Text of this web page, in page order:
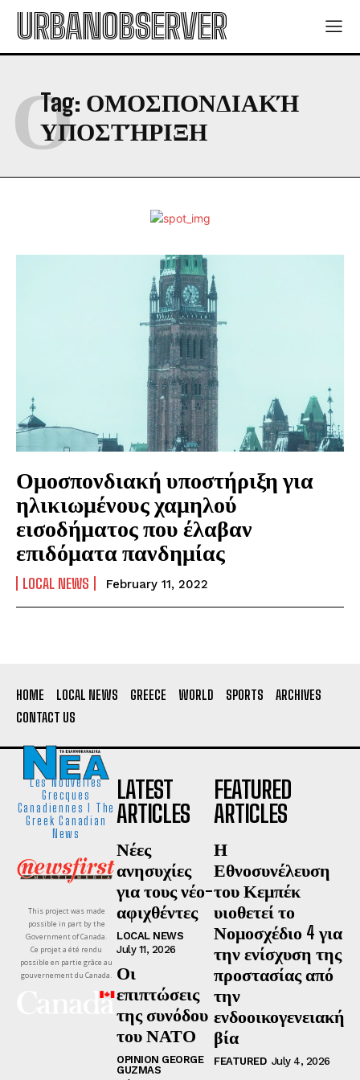
URBANOBSERVER
Tag: ΟΜΟΣΠΟΝΔΙΑΚΉ
ΥΠΟΣΤΉΡΙΞΗ
Ο
Ομοσπονδιακή υποστήριξη για
ηλικιωμένους χαμηλού
εισοδήματος που έλαβαν
επιδόματα πανδημίας
LOCAL NEWS February 11, 2022
HOME LOCAL NEWS GREECE WORLD SPORTS
ARCHIVES
CONTACT US
Les Nouvelles
Grecques
Canadiennes I The
Greek Canadian
News
This project was made
possible in part by the
Government of Canada.
Ce projet a été rendu
possible en partie grâce au
gouvernement du Canada.
LATEST
ARTICLES
Νέες
ανησυχίες
για τους νέο-
αφιχθέντες
LOCAL NEWS
July 11, 2026
Οι
επιπτώσεις
της συνόδου
του ΝΑΤΟ
OPINION GEORGE
GUZMAS
FEATURED
ARTICLES
Η
Εθνοσυνέλευση
του Κεμπέκ
υιοθετεί το
Νομοσχέδιο 4 για
την ενίσχυση της
προστασίας από
την
ενδοοικογενειακή
βία
FEATURED July 4, 2026